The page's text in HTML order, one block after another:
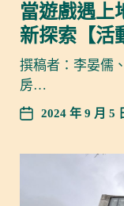
當遊戲遇上
新探索【活
撰稿者：李晏儒
房…
2024 年 9 月 5